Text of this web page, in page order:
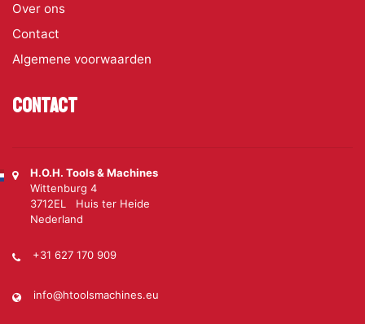
Over ons
Contact
Algemene voorwaarden
Contact
H.O.H. Tools & Machines
Wittenburg 4
3712EL Huis ter Heide
Nederland
+31 627 170 909
info@htoolsmachines.eu